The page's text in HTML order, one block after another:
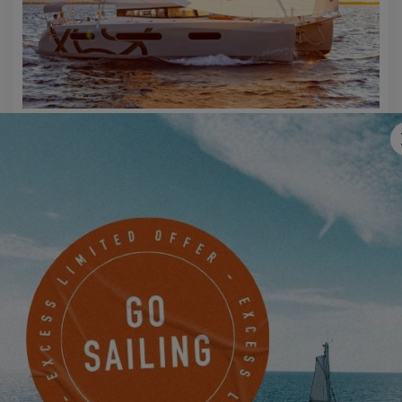
EXCESS 15
PIDA UNA CITA
CONTACTE CON UN AGENTE
EXCESS